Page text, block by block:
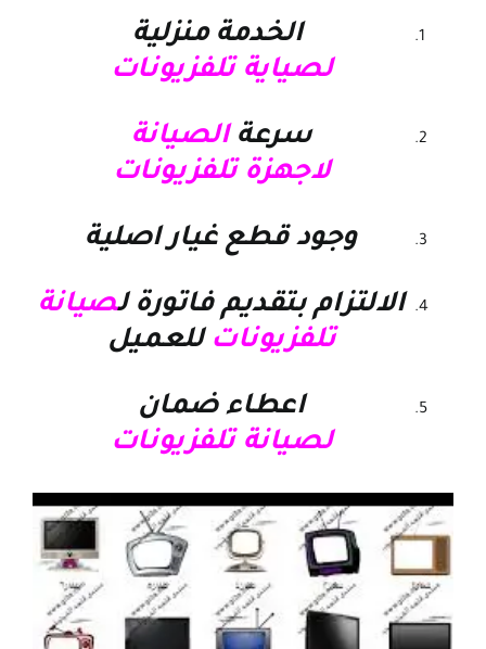
الخدمة منزلية
لصياية تلفزيونات
سرعةالصيانة
لاجهزة تلفزيونات
وجود قطع غيار اصلية
الالتزام بتقديم فاتورة لصيانة
تلفزيونات للعميل
اعطاء ضمان
لصيانة تلفزيونات